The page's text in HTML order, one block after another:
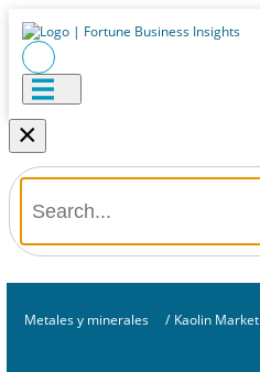
×
Metales y minerales / Kaolin Market